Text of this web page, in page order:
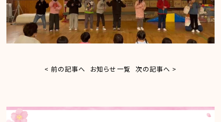
< 前の記事へ お知らせ一覧 次の記事へ >